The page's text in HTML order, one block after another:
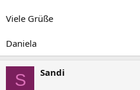
Viele Grüße
Daniela
S Sandi